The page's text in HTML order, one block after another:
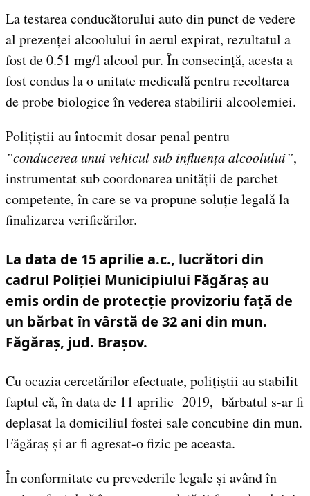
La testarea conducătorului auto din punct de vedere
al prezenței alcoolului în aerul expirat, rezultatul a
fost de 0.51 mg/l alcool pur. În consecință, acesta a
fost condus la o unitate medicală pentru recoltarea
de probe biologice în vederea stabilirii alcoolemiei.
Polițiștii au întocmit dosar penal pentru
”conducerea unui vehicul sub influența alcoolului”,
instrumentat sub coordonarea unității de parchet
competente, în care se va propune soluție legală la
finalizarea verificărilor.
La data de 15 aprilie a.c., lucrători din
cadrul Poliției Municipiului Făgăraș au
emis ordin de protecție provizoriu față de
un bărbat în vârstă de 32 ani din mun.
Făgăraș, jud. Brașov.
Cu ocazia cercetărilor efectuate, polițiștii au stabilit
faptul că, în data de 11 aprilie 2019, bărbatul s-ar fi
deplasat la domiciliul fostei sale concubine din mun.
Făgăraș și ar fi agresat-o fizic pe aceasta.
În conformitate cu prevederile legale și având în